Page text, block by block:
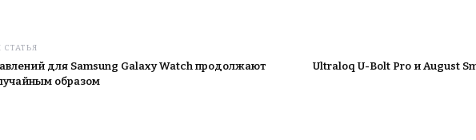
для Samsung Galaxy Watch продолжают
образом
Ultraloq U-Bolt Pro и August